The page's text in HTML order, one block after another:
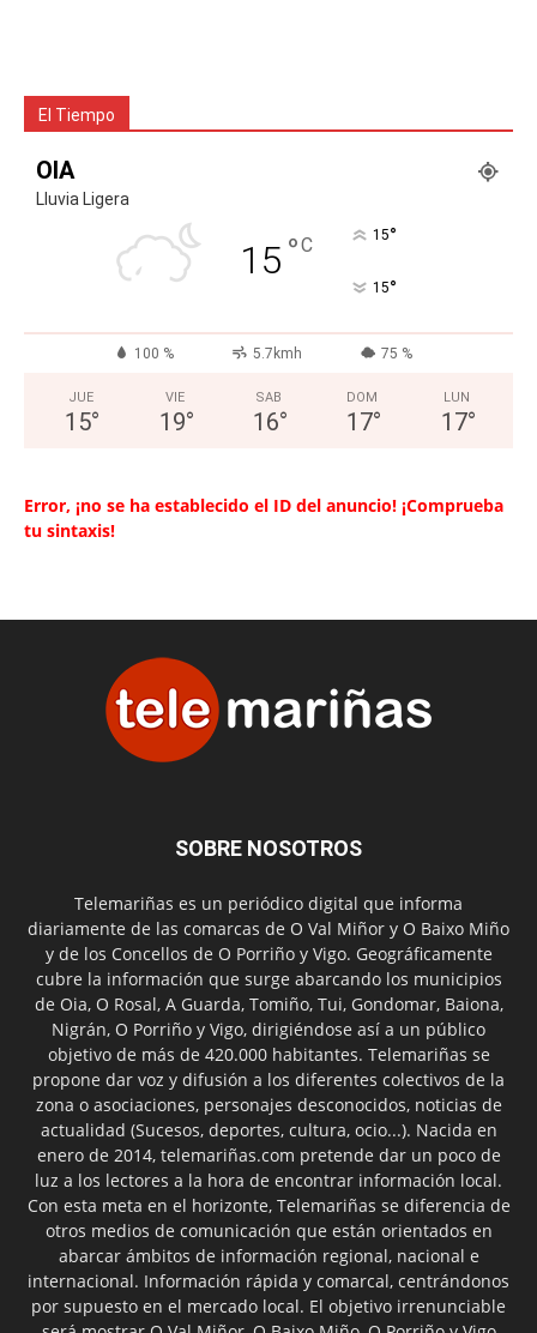
El Tiempo
OIA
Lluvia Ligera
15 °C 15°
15°
100 % 5.7kmh 75 %
JUE
15°
VIE
19°
SAB
16°
DOM
17°
LUN
17°
Error, ¡no se ha establecido el ID del anuncio! ¡Comprueba
tu sintaxis!
SOBRE NOSOTROS
Telemariñas es un periódico digital que informa
diariamente de las comarcas de O Val Miñor y O Baixo Miño
y de los Concellos de O Porriño y Vigo. Geográficamente
cubre la información que surge abarcando los municipios
de Oia, O Rosal, A Guarda, Tomiño, Tui, Gondomar, Baiona,
Nigrán, O Porriño y Vigo, dirigiéndose así a un público
objetivo de más de 420.000 habitantes. Telemariñas se
propone dar voz y difusión a los diferentes colectivos de la
zona o asociaciones, personajes desconocidos, noticias de
actualidad (Sucesos, deportes, cultura, ocio...). Nacida en
enero de 2014, telemariñas.com pretende dar un poco de
luz a los lectores a la hora de encontrar información local.
Con esta meta en el horizonte, Telemariñas se diferencia de
otros medios de comunicación que están orientados en
abarcar ámbitos de información regional, nacional e
internacional. Información rápida y comarcal, centrándonos
por supuesto en el mercado local. El objetivo irrenunciable